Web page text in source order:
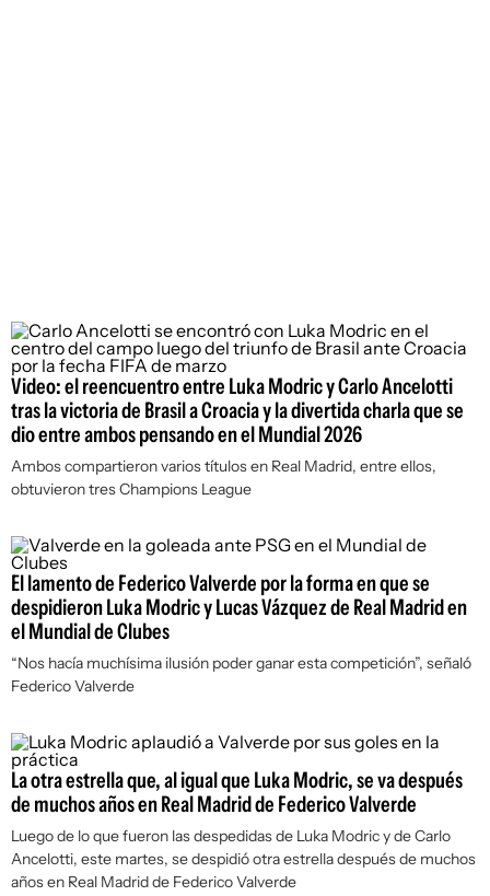
Video: el reencuentro entre Luka Modric y Carlo Ancelotti
tras la victoria de Brasil a Croacia y la divertida charla que se
dio entre ambos pensando en el Mundial 2026
Ambos compartieron varios títulos en Real Madrid, entre ellos,
obtuvieron tres Champions League
El lamento de Federico Valverde por la forma en que se
despidieron Luka Modric y Lucas Vázquez de Real Madrid en
el Mundial de Clubes
“Nos hacía muchísima ilusión poder ganar esta competición”, señaló
Federico Valverde
La otra estrella que, al igual que Luka Modric, se va después
de muchos años en Real Madrid de Federico Valverde
Luego de lo que fueron las despedidas de Luka Modric y de Carlo
Ancelotti, este martes, se despidió otra estrella después de muchos
años en Real Madrid de Federico Valverde